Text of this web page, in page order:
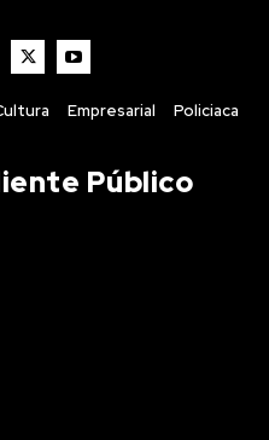
Empresarial Policiaca
Público